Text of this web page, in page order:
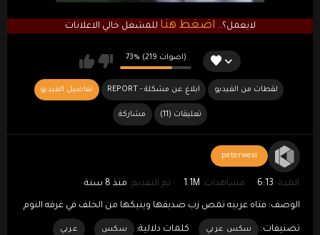
لايعمل؟.. اضغط هنا للمشغل خالي الاعلانات
73% (219 اصوات)
تفاصيل الفيديو REPORT - ابلاغ عن مشكلة لقطات من الفيديو
مشاركة (11) تعليقات
peterwexi
المدة: 6:13 مشاهدات: 1.1M تم التقديم: منذ 8 سنة
الوصف: فتاه عربيه تمص زب صديقها وينيكها من الخلف في غرفه النوم
تصنيفات: سكس عربي كلمات دلالية: سكس عربي